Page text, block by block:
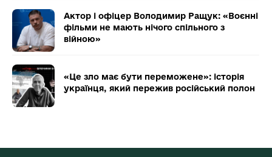
Актор і офіцер Володимир Ращук: «Воєнні
фільми не мають нічого спільного з
війною»
«Це зло має бути переможене»: історія
українця, який пережив російський полон